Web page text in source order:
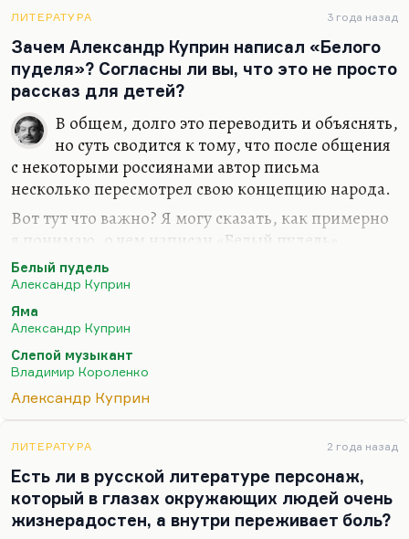
ЛИТЕРАТУРА 3 года назад
Зачем Александр Куприн написал «Белого
пуделя»? Согласны ли вы, что это не просто
рассказ для детей?
В общем, долго это переводить и объяснять,
но суть сводится к тому, что после общения
с некоторыми россиянами автор письма
несколько пересмотрел свою концепцию народа.
Вот тут что важно? Я могу сказать, как примерно
я понимаю, о чем написан «Белый пудель»,
помимо авантюрного сюжета с похищением
собаки у бродячих гимнастов и возвращением ее,
там есть много забавных сцен и забавных
монологов. Трилли, который в истерике катается
по полу, а ему говорят: «Микстурка очень
слабенькая, один сироп-с». Сами эти дети
подземелья, с этим колоритом мрачноватым. Это,
сентиментальной детской прозы начала века
Белый пудель
Александр Куприн
Яма
Александр Куприн
Слепой музыкант
Владимир Короленко
Александр Куприн
ЛИТЕРАТУРА 2 года назад
Есть ли в русской литературе персонаж,
который в глазах окружающих людей очень
жизнерадостен, а внутри переживает боль?